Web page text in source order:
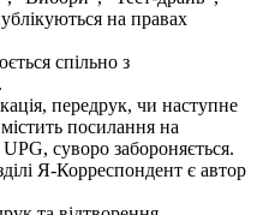
на правах
спільно з
передрук, чи наступне
посилання на
суворо забороняється.
Я-Корреспондент є автор